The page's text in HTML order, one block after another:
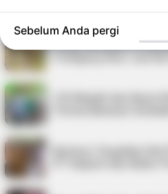
Harga Minyakita di
Pedagang Akui Jual
Sebelum Anda pergi